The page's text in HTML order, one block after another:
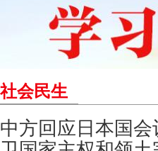
社会民生
中方回应日本国